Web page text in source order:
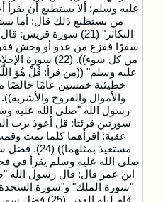
عليه وسلم: ألا يستطيع أن
من يستطيع ذلك قال: أما
التكاثر" (21) سورة
سفرًا ففزع من عدو أو وحش
من كل سوء)). (22)
عليه وسلم" ((من قرأ: قُلْ هُوَ
خطيئتة خمسين عامًا خالصًا
رسول الله "صلى الله عليه
سورتين قرئتا: قل أعوذ برب
عقبة: اقرأهما كلما نمت
مستعيذ
صلى الله عليه وسلم يقرأ في
ابن عمر قال: قال رسول الله
"سورة الملك" و"سورة
قام ليلة